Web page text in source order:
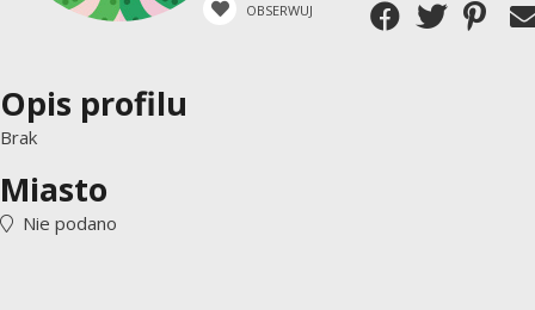
OBSERWUJ
Opis profilu
Brak
Miasto
Nie podano